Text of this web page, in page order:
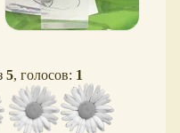
5, голосов: 1